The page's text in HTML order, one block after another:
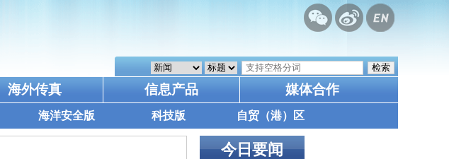
海外传真 信息产品 媒体合作
海洋安全版 科技版 自贸（港）区
今日要闻